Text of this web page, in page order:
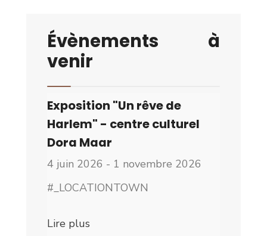
Évènements à
venir
Exposition "Un rêve de
Harlem" - centre culturel
Dora Maar
4 juin 2026 - 1 novembre 2026
#_LOCATIONTOWN
Lire plus